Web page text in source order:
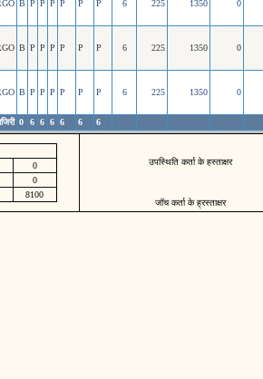
B P P P P P P 6 225 1350 0
B P P P P P P 6 225 1350 0
B P P P P P P 6 225 1350 0
0 6 6 6 6 6 6
0
0
8100
उपस्थिति कर्ता के हस्ताक्षर
जॉच कर्ता के ह्रस्ताक्षर